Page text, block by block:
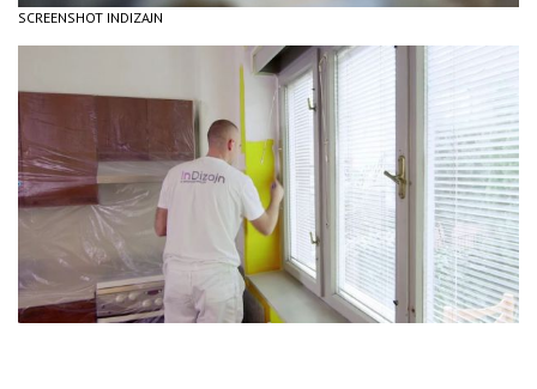
SCREENSHOT INDIZAJN